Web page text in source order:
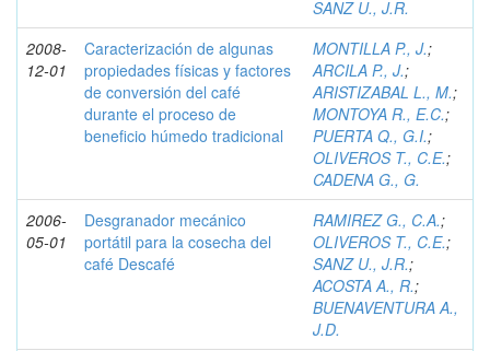
SANZ U., J.R.
2008-
12-01
Caracterización de algunas
propiedades físicas y factores
de conversión del café
durante el proceso de
beneficio húmedo tradicional
MONTILLA P., J.;
ARCILA P., J.;
ARISTIZABAL L., M.;
MONTOYA R., E.C.;
PUERTA Q., G.I.;
OLIVEROS T., C.E.;
CADENA G., G.
2006-
05-01
Desgranador mecánico
portátil para la cosecha del
café Descafé
RAMIREZ G., C.A.;
OLIVEROS T., C.E.;
SANZ U., J.R.;
ACOSTA A., R.;
BUENAVENTURA A.,
J.D.